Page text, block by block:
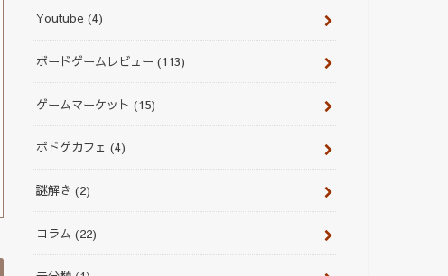
Youtube (4)
ボードゲームレビュー (113)
ゲームマーケット (15)
ボドゲカフェ (4)
謎解き (2)
コラム (22)